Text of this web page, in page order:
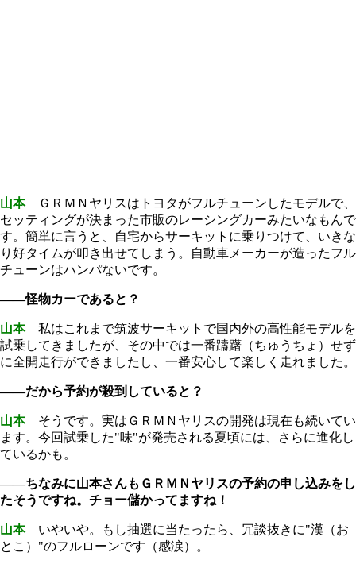
山本ＧＲＭＮヤリスはトヨタがフルチューンしたモデルで、
セッティングが決まった市販のレーシングカーみたいなもんで
す。簡単に言うと、自宅からサーキットに乗りつけて、いきな
り好タイムが叩き出せてしまう。自動車メーカーが造ったフル
チューンはハンパないです。
――怪物カーであると？
山本私はこれまで筑波サーキットで国内外の高性能モデルを
試乗してきましたが、その中では一番躊躇（ちゅうちょ）せず
に全開走行ができましたし、一番安心して楽しく走れました。
――だから予約が殺到していると？
山本そうです。実はＧＲＭＮヤリスの開発は現在も続いてい
ます。今回試乗した"味"が発売される夏頃には、さらに進化し
ているかも。
――ちなみに山本さんもＧＲＭＮヤリスの予約の申し込みをし
たそうですね。チョー儲かってますね！
山本いやいや。もし抽選に当たったら、冗談抜きに"漢（お
とこ）"のフルローンです（感涙）。